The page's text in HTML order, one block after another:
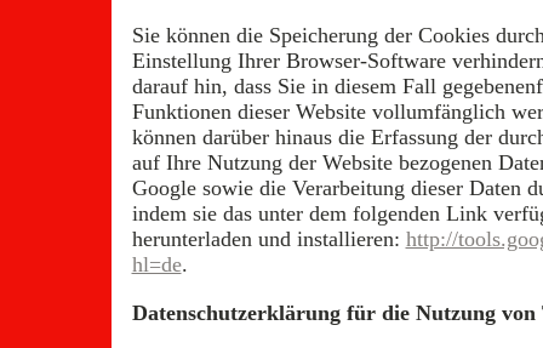
Sie können die Speicherung der Cookies
Einstellung Ihrer Browser-Software
darauf hin, dass Sie in diesem Fall
Funktionen dieser Website vollumfänglich
können darüber hinaus die Erfassung der
auf Ihre Nutzung der Website bezogenen
Google sowie die Verarbeitung dieser Daten
indem sie das unter dem folgenden Link
herunterladen und installieren: http://
hl=de.
Datenschutzerklärung für die Nutzung